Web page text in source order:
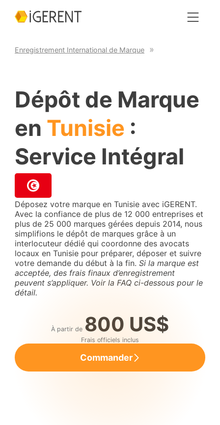
Enregistrement International de Marque
Dépôt de Marque
en Tunisie :
Service Intégral
Déposez votre marque en Tunisie avec iGERENT.
Avec la confiance de plus de 12 000 entreprises et
plus de 25 000 marques gérées depuis 2014, nous
simplifions le dépôt de marques grâce à un
interlocuteur dédié qui coordonne des avocats
locaux en Tunisie pour préparer, déposer et suivre
votre demande du début à la fin. Si la marque est
acceptée, des frais finaux d’enregistrement
peuvent s’appliquer. Voir la FAQ ci-dessous pour le
détail.
À partir de 800 US$
Frais officiels inclus
Commander